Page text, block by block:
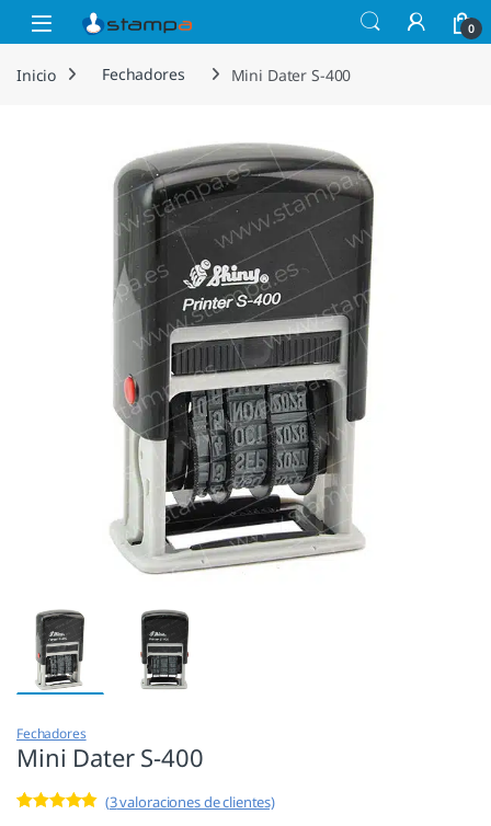
Saltar a la navegación
Saltar al contenido
Open 0
Inicio Fechadores Mini Dater S-400
Fechadores
Mini Dater S-400
(3valoraciones de clientes)